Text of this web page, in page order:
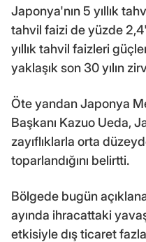
Japonya'nın 5 yıllık
tahvil faizi de yüzde
yıllık tahvil faizleri
yaklaşık son 30 yılın
Öte yandan Japonya
Başkanı Kazuo Ueda,
zayıflıklarla orta
toparlandığını belirtti.
Bölgede bugün
ayında ihracattaki
etkisiyle dış ticaret